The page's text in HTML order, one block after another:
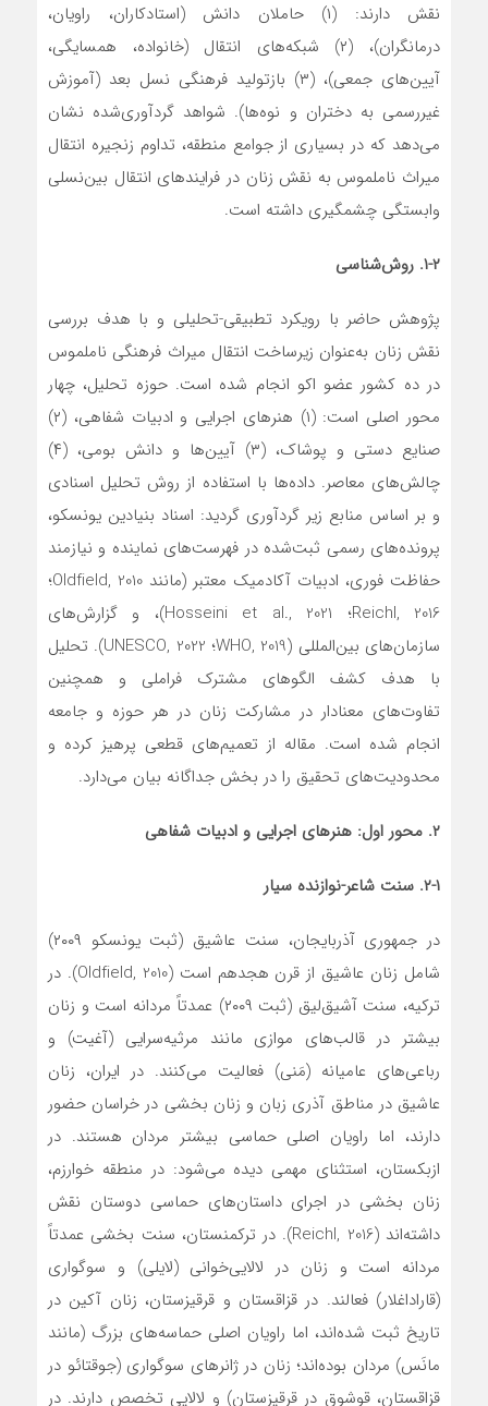
نقش دارند: (۱) حاملان دانش (استادکاران، راویان،
درمانگران)، (۲) شبکه‌های انتقال (خانواده، همسایگی،
آیین‌های جمعی)، (۳) بازتولید فرهنگی نسل بعد (آموزش
غیررسمی به دختران و نوه‌ها). شواهد گردآوری‌شده نشان
می‌دهد که در بسیاری از جوامع منطقه، تداوم زنجیره انتقال
میراث ناملموس به نقش زنان در فرایندهای انتقال بین‌نسلی
وابستگی چشمگیری داشته است.
۱-۲. روش شناسی
پژوهش حاضر با رویکرد تطبیقی-تحلیلی و با هدف بررسی
نقش زنان به‌عنوان زیرساخت انتقال میراث فرهنگی ناملموس
در ده کشور عضو اکو انجام شده است. حوزه تحلیل، چهار
محور اصلی است: (۱) هنرهای اجرایی و ادبیات شفاهی، (۲)
صنایع دستی و پوشاک، (۳) آیین‌ها و دانش بومی، (۴)
چالش‌های معاصر. داده‌ها با استفاده از روش تحلیل اسنادی
و بر اساس منابع زیر گردآوری گردید: اسناد بنیادین یونسکو،
پرونده‌های رسمی ثبت‌شده در فهرست‌های نماینده و نیازمند
حفاظت فوری، ادبیات آکادمیک معتبر (مانند Oldfield, 2010؛
Reichl, 2016؛ Hosseini et al., 2021)، و گزارش‌های
سازمان‌های بین‌المللی (WHO, 2019؛ UNESCO, 2022). تحلیل
با هدف کشف الگوهای مشترک فراملی و همچنین
تفاوت‌های معنادار در مشارکت زنان در هر حوزه و جامعه
انجام شده است. مقاله از تعمیم‌های قطعی پرهیز کرده و
محدودیت‌های تحقیق را در بخش جداگانه بیان می‌دارد.
۲. محور اول: هنرهای اجرایی و ادبیات شفاهی
۲-۱. سنت شاعر-نوازنده سیار
در جمهوری آذربایجان، سنت عاشیق (ثبت یونسکو ۲۰۰۹)
شامل زنان عاشیق از قرن هجدهم است (Oldfield, 2010). در
ترکیه، سنت آشیق‌لیق (ثبت ۲۰۰۹) عمدتاً مردانه است و زنان
بیشتر در قالب‌های موازی مانند مرثیه‌سرایی (آغیت) و
رباعی‌های عامیانه (مَنی) فعالیت می‌کنند. در ایران، زنان
عاشیق در مناطق آذری زبان و زنان بخشی در خراسان حضور
دارند، اما راویان اصلی حماسی بیشتر مردان هستند. در
ازبکستان، استثنای مهمی دیده می‌شود: در منطقه خوارزم،
زنان بخشی در اجرای داستان‌های حماسی دوستان نقش
داشته‌اند (Reichl, 2016). در ترکمنستان، سنت بخشی عمدتاً
مردانه است و زنان در لالایی‌خوانی (لایلی) و سوگواری
(قاراداغلار) فعالند. در قزاقستان و قرقیزستان، زنان آکین در
تاریخ ثبت شده‌اند، اما راویان اصلی حماسه‌های بزرگ (مانند
مانَس) مردان بوده‌اند؛ زنان در ژانرهای سوگواری (جوقتائو در
قزاقستان، قوشوق در قرقیزستان) و لالایی تخصص دارند. در